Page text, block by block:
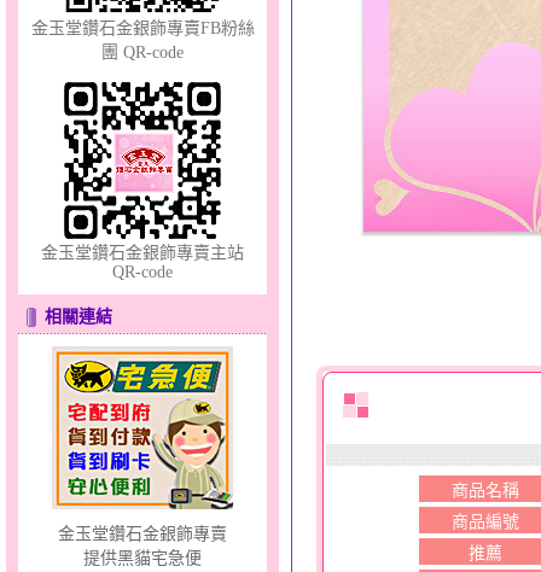
幸福洋溢～金銀鋼套鍊
幸福祈願～金銀鋼套鍊
金玉堂鑽石金銀飾專賣FB粉絲
團 QR-code
金玉堂鑽石金銀飾專賣主站
QR-code
相關連結
金玉堂鑽石金銀飾專賣
提供黑貓宅急便
商品名稱
商品編號
推薦